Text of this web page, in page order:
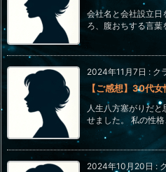
会社名と会社設立日
ろ、腹おちする言葉
2024年11月7日 : ク
【ご感想】30代
人生八方塞がりだ
せました。 私の性
2024年10月20日: